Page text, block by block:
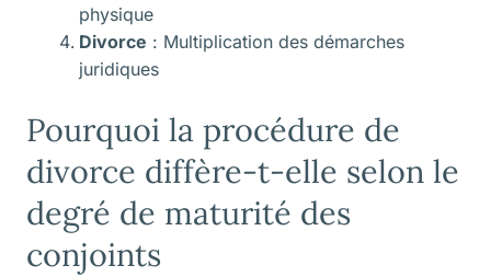
physique
Divorce : Multiplication des démarches
juridiques
Pourquoi la procédure de
divorce diffère-t-elle selon le
degré de maturité des
conjoints